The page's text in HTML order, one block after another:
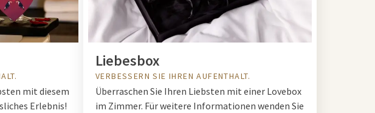
mit diesem
Erlebnis!
Liebesbox
VERBESSERN SIE IHREN AUFENTHALT.
Überraschen Sie Ihren Liebsten mit einer Lovebox
im Zimmer. Für weitere Informationen wenden Sie